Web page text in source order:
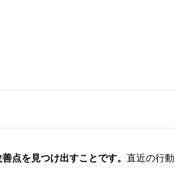
点を見つけ出すことです。 直近の行動